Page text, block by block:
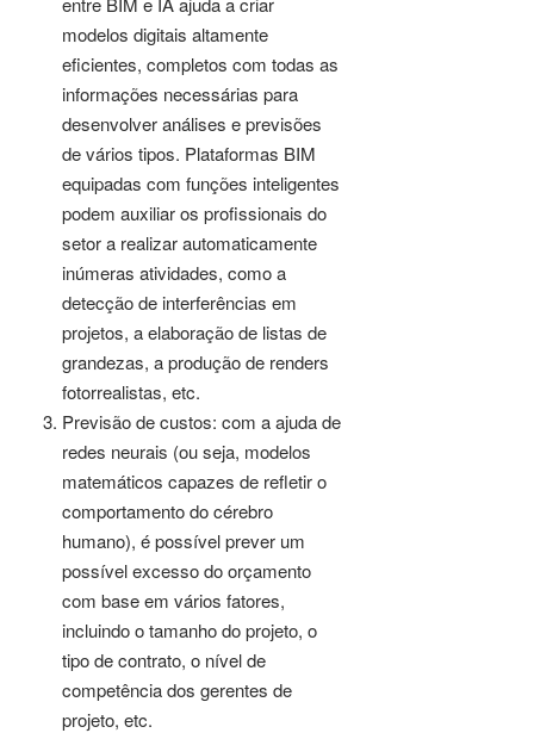
modelos digitais altamente
eficientes, completos com todas as
informações necessárias para
desenvolver análises e previsões
de vários tipos. Plataformas BIM
equipadas com funções inteligentes
podem auxiliar os profissionais do
setor a realizar automaticamente
inúmeras atividades, como a
detecção de interferências em
projetos, a elaboração de listas de
grandezas, a produção de renders
fotorrealistas, etc.
Previsão de custos: com a ajuda de
redes neurais (ou seja, modelos
matemáticos capazes de refletir o
comportamento do cérebro
humano), é possível prever um
possível excesso do orçamento
com base em vários fatores,
incluindo o tamanho do projeto, o
tipo de contrato, o nível de
competência dos gerentes de
projeto, etc.